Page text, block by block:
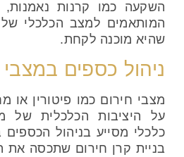
השקעה כמו קרנות נאמנות,
המותאמים למצב הכלכלי של
שהיא מוכנה לקחת.
ניהול כספים
מצבי חירום כמו פיטורין או
על היציבות הכלכלית של
כלכלי מסייע בניהול
בניית קרן חירום שתכסה את